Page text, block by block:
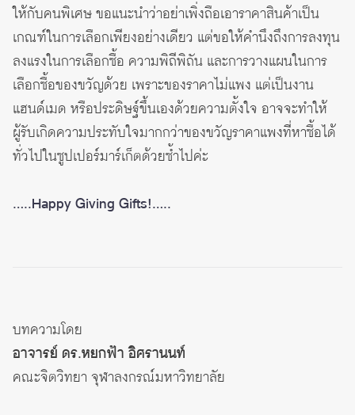
ให้กับคนพิเศษ ขอแนะนำว่าอย่าเพิ่งถือเอาราคาสินค้าเป็น
เกณฑ์ในการเลือกเพียงอย่างเดียว แต่ขอให้คำนึงถึงการลงทุน
ลงแรงในการเลือกซื้อ ความพิถีพิถัน และการวางแผนในการ
เลือกซื้อของขวัญด้วย เพราะของราคาไม่แพง แต่เป็นงาน
แฮนด์เมด หรือประดิษฐ์ขึ้นเองด้วยความตั้งใจ อาจจะทำให้
ผู้รับเกิดความประทับใจมากกว่าของขวัญราคาแพงที่หาซื้อได้
ทั่วไปในซูปเปอร์มาร์เก็ตด้วยซ้ำไปค่ะ
…..Happy Giving Gifts!…..
บทความโดย
อาจารย์ ดร.หยกฟ้า อิศรานนท์
คณะจิตวิทยา จุฬาลงกรณ์มหาวิทยาลัย